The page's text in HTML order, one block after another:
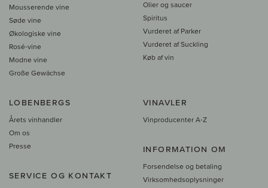
Mousserende vine
Søde vine
Økologiske vine
Rosé-vine
Modne vine
Große Gewächse
Olier og saucer
Spiritus
Vurderet af Parker
Vurderet af Suckling
Køb af vin
LOBENBERGS
Årets vinhandler
Om os
Presse
SERVICE OG KONTAKT
VINAVLER
Vinproducenter A-Z
INFORMATION OM
Forsendelse og betaling
Virksomhedsoplysninger